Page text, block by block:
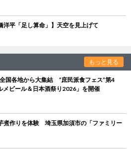
洋平「足し算命」】天空を見上げて
もっと見る
国各地から大集結 “庶民派食フェス”第4
メビール＆日本酒祭り2026」を開催
煮作りを体験 埼玉県加須市の「ファミリー